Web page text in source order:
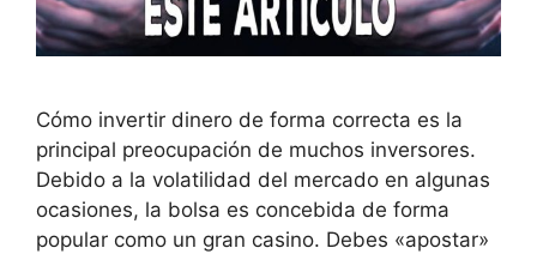
Cómo invertir dinero de forma correcta es la
principal preocupación de muchos inversores.
Debido a la volatilidad del mercado en algunas
ocasiones, la bolsa es concebida de forma
popular como un gran casino. Debes «apostar»